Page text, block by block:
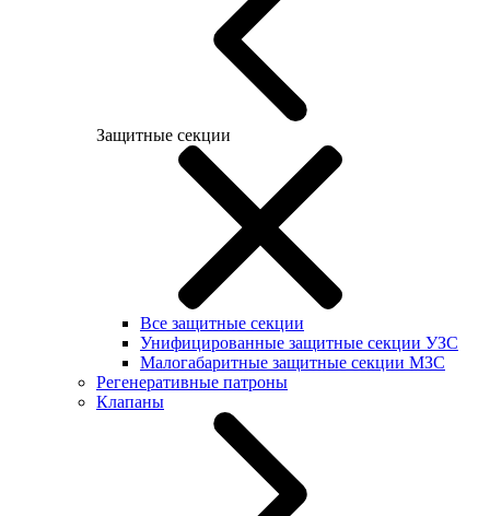
Защитные секции
Все защитные секции
Унифицированные защитные секции УЗС
Малогабаритные защитные секции МЗС
Регенеративные патроны
Клапаны